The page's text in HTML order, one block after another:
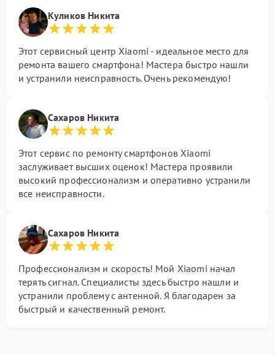
Куликов Никита
Этот сервисный центр Xiaomi - идеальное место для
ремонта вашего смартфона! Мастера быстро нашли
и устранили неисправность. Очень рекомендую!
Сахаров Никита
Этот сервис по ремонту смартфонов Xiaomi
заслуживает высших оценок! Мастера проявили
высокий профессионализм и оперативно устранили
все неисправности.
Сахаров Никита
Профессионализм и скорость! Мой Xiaomi начал
терять сигнал. Специалисты здесь быстро нашли и
устранили проблему с антенной. Я благодарен за
быстрый и качественный ремонт.